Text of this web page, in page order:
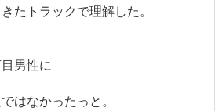
たトラックで理解した。
男性に
はなかったっと。